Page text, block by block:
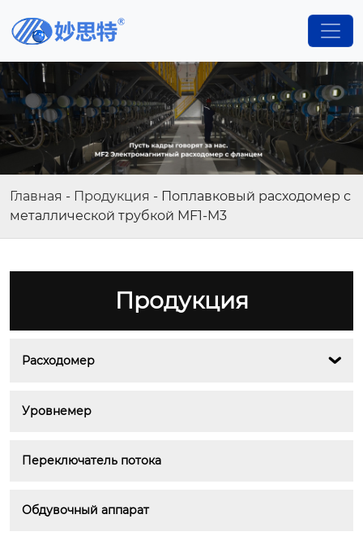
Главная - Продукция - Поплавковый расходомер с
металлической трубкой MF1-M3
Продукция
Расходомер 
Уровнемер
Переключатель потока
Обдувочный аппарат